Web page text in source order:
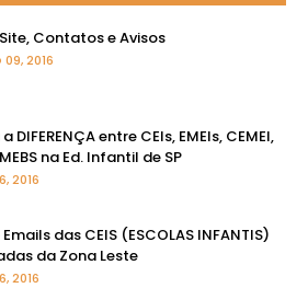
Contatos e Avisos
09, 2016
DIFERENÇA entre CEIs, EMEIs, CEMEI,
na Ed. Infantil de SP
2016
Emails das CEIS (ESCOLAS INFANTIS)
da Zona Leste
2016